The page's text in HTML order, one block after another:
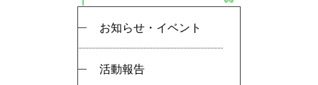
お知らせ・イベント
活動報告